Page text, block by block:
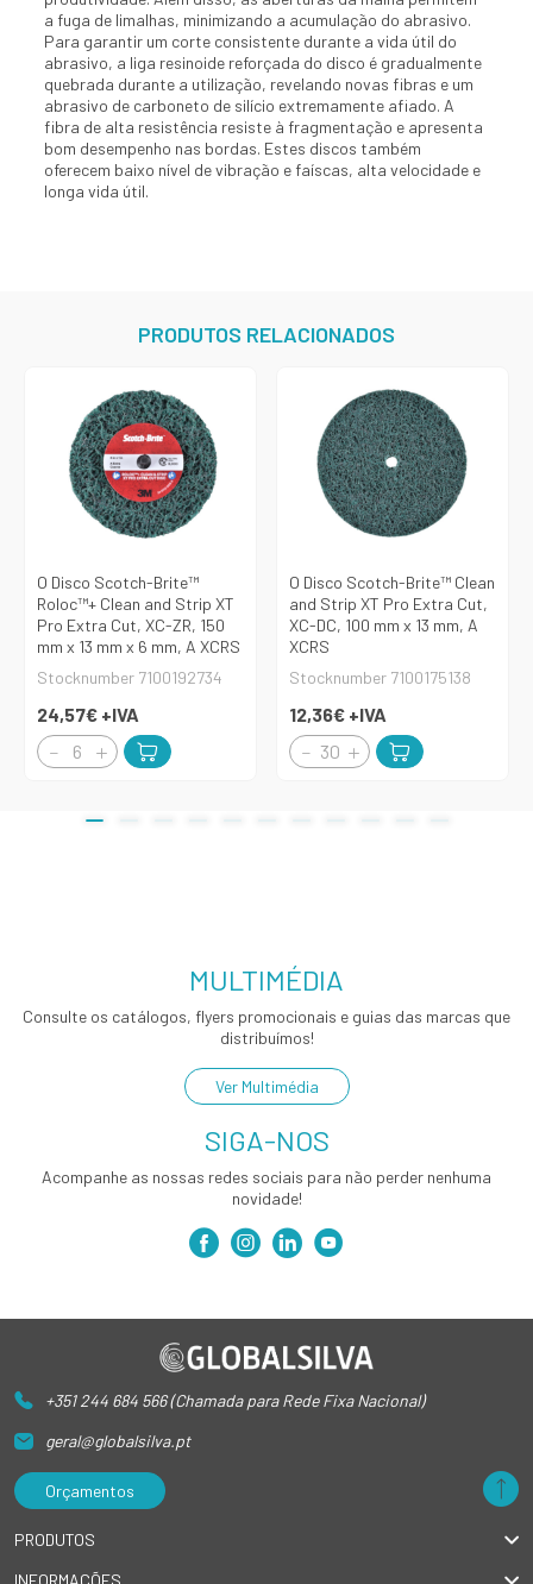
a fuga de limalhas, minimizando a acumulação do abrasivo.
Para garantir um corte consistente durante a vida útil do
abrasivo, a liga resinoide reforçada do disco é gradualmente
quebrada durante a utilização, revelando novas fibras e um
abrasivo de carboneto de silício extremamente afiado. A
fibra de alta resistência resiste à fragmentação e apresenta
bom desempenho nas bordas. Estes discos também
oferecem baixo nível de vibração e faíscas, alta velocidade e
longa vida útil.
PRODUTOS RELACIONADOS
O Disco Scotch-Brite™
Roloc™+ Clean and Strip XT
Pro Extra Cut, XC-ZR, 150
mm x 13 mm x 6 mm, A XCRS
Stocknumber 7100192734
24,57€ +IVA
O Disco Scotch-Brite™ Clean
and Strip XT Pro Extra Cut,
XC-DC, 100 mm x 13 mm, A
XCRS
Stocknumber 7100175138
12,36€ +IVA
MULTIMÉDIA
Consulte os catálogos, flyers promocionais e guias das marcas que
distribuímos!
Ver Multimédia
SIGA-NOS
Acompanhe as nossas redes sociais para não perder nenhuma
novidade!
+351 244 684 566 (Chamada para Rede Fixa Nacional)
geral@globalsilva.pt
Orçamentos
PRODUTOS